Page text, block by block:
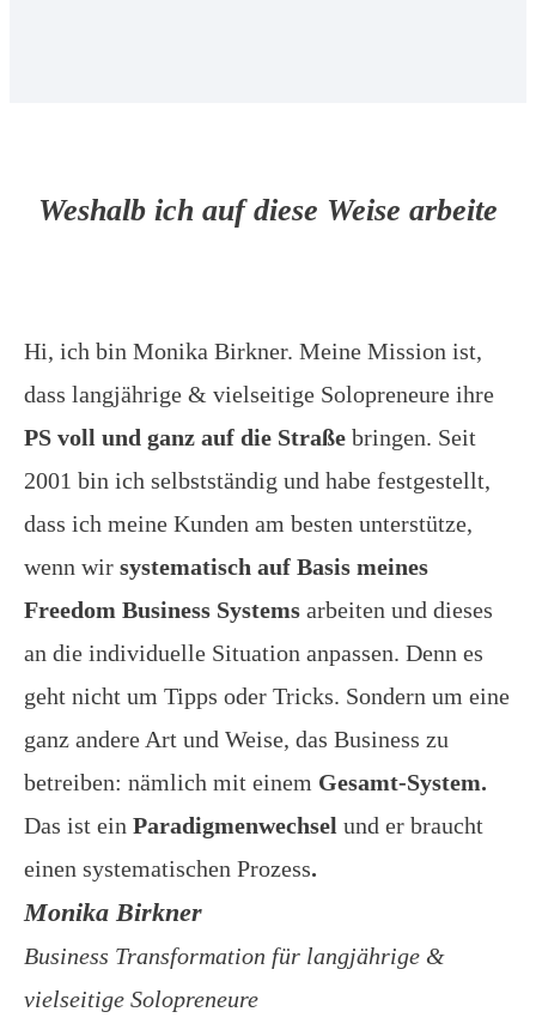
Weshalb ich auf diese Weise arbeite
Hi, ich bin Monika Birkner. Meine Mission ist,
dass langjährige & vielseitige Solopreneure ihre
PS voll und ganz auf die Straße bringen. Seit
2001 bin ich selbstständig und habe festgestellt,
dass ich meine Kunden am besten unterstütze,
wenn wir systematisch auf Basis meines
Freedom Business Systems arbeiten und dieses
an die individuelle Situation anpassen. Denn es
geht nicht um Tipps oder Tricks. Sondern um eine
ganz andere Art und Weise, das Business zu
betreiben: nämlich mit einem Gesamt-System.
Das ist ein Paradigmenwechsel und er braucht
einen systematischen Prozess.
Monika Birkner
Business Transformation für langjährige &
vielseitige Solopreneure